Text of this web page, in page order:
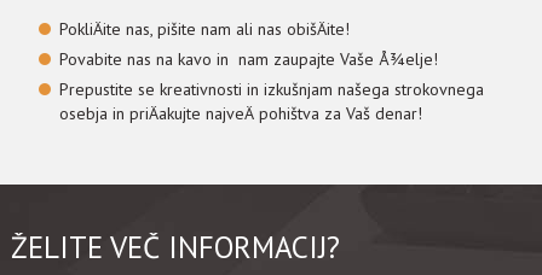
PokliÄite nas, pišite nam ali nas obišÄite!
Povabite nas na kavo in nam zaupajte Vaše Å¾elje!
Prepustite se kreativnosti in izkušnjam našega strokovnega
osebja in priÄakujte najveÄ pohištva za Vaš denar!
ŽELITE VEČ INFORMACIJ?